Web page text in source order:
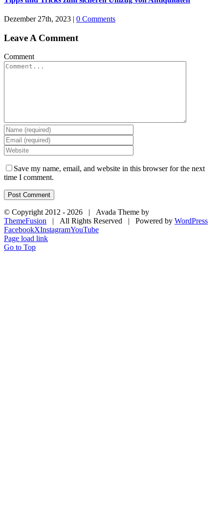
Dezember 27th, 2023 | 0 Comments
Leave A Comment
Comment
Save my name, email, and website in this browser for the next
time I comment.
© Copyright 2012 - 2026 | Avada Theme by
ThemeFusion | All Rights Reserved | Powered by WordPress
FacebookXInstagramYouTube
Page load link
Go to Top